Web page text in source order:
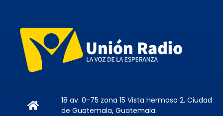
18 av. 0-75 zona 15 Vista Hermosa 2, Ciudad
de Guatemala, Guatemala.